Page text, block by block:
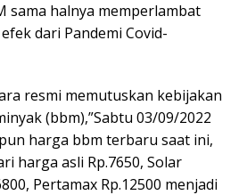
sama halnya memperlambat
dari Pandemi Covid-
resmi memutuskan kebijakan
(bbm),”Sabtu 03/09/2022
harga bbm terbaru saat ini,
harga asli Rp.7650, Solar
Pertamax Rp.12500 menjadi